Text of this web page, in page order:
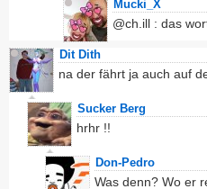
Mucki_X
@ch.ill : das
Dit Dith
na der fährt ja auch auf
Sucker Berg
hrhr !!
Don-Pedro
Was denn? Wo er